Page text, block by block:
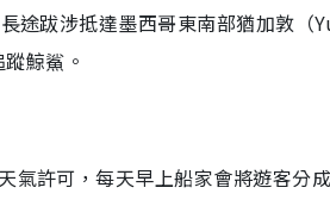
途跋涉抵達墨西哥東南部猶加敦
鯨鯊。
氣許可，每天早上船家會將遊客分